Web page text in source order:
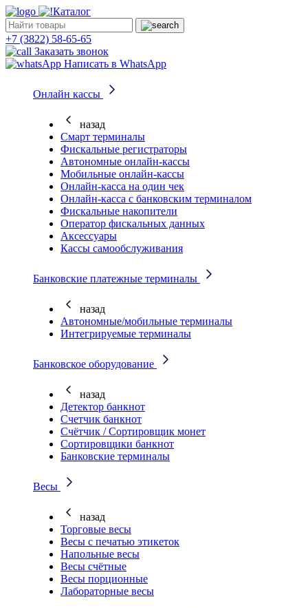
Каталог
+7 (3822) 58-65-65
Заказать звонок
Написать в WhatsApp
Онлайн кассы
назад
Смарт терминалы
Фискальные регистраторы
Автономные онлайн-кассы
Мобильные онлайн-кассы
Онлайн-касса на один чек
Онлайн-касса с банковским терминалом
Фискальные накопители
Оператор фискальных данных
Аксессуары
Кассы самообслуживания
Банковские платежные терминалы
назад
Автономные/мобильные терминалы
Интегрируемые терминалы
Банковское оборудование
назад
Детектор банкнот
Счетчик банкнот
Счётчик / Сортировщик монет
Сортировщики банкнот
Банковские терминалы
Весы
назад
Торговые весы
Весы с печатью этикеток
Напольные весы
Весы счётные
Весы порционные
Лабораторные весы